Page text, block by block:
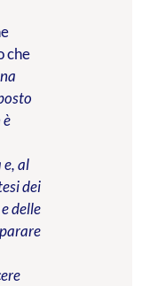
che
al
dei
delle